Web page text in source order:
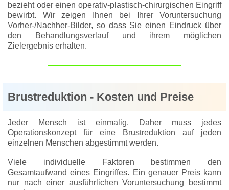
bezieht oder einen operativ-plastisch-chirurgischen Eingriff
bewirbt. Wir zeigen Ihnen bei Ihrer Voruntersuchung
Vorher-/Nachher-Bilder, so dass Sie einen Eindruck über
den Behandlungsverlauf und ihrem möglichen
Zielergebnis erhalten.
Brustreduktion - Kosten und Preise
Jeder Mensch ist einmalig. Daher muss jedes
Operationskonzept für eine Brustreduktion auf jeden
einzelnen Menschen abgestimmt werden.
Viele individuelle Faktoren bestimmen den
Gesamtaufwand eines Eingriffes. Ein genauer Preis kann
nur nach einer ausführlichen Voruntersuchung bestimmt